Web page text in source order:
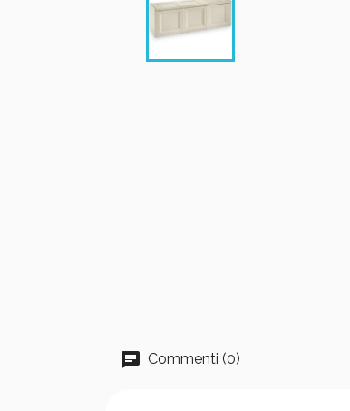
Commenti (0)